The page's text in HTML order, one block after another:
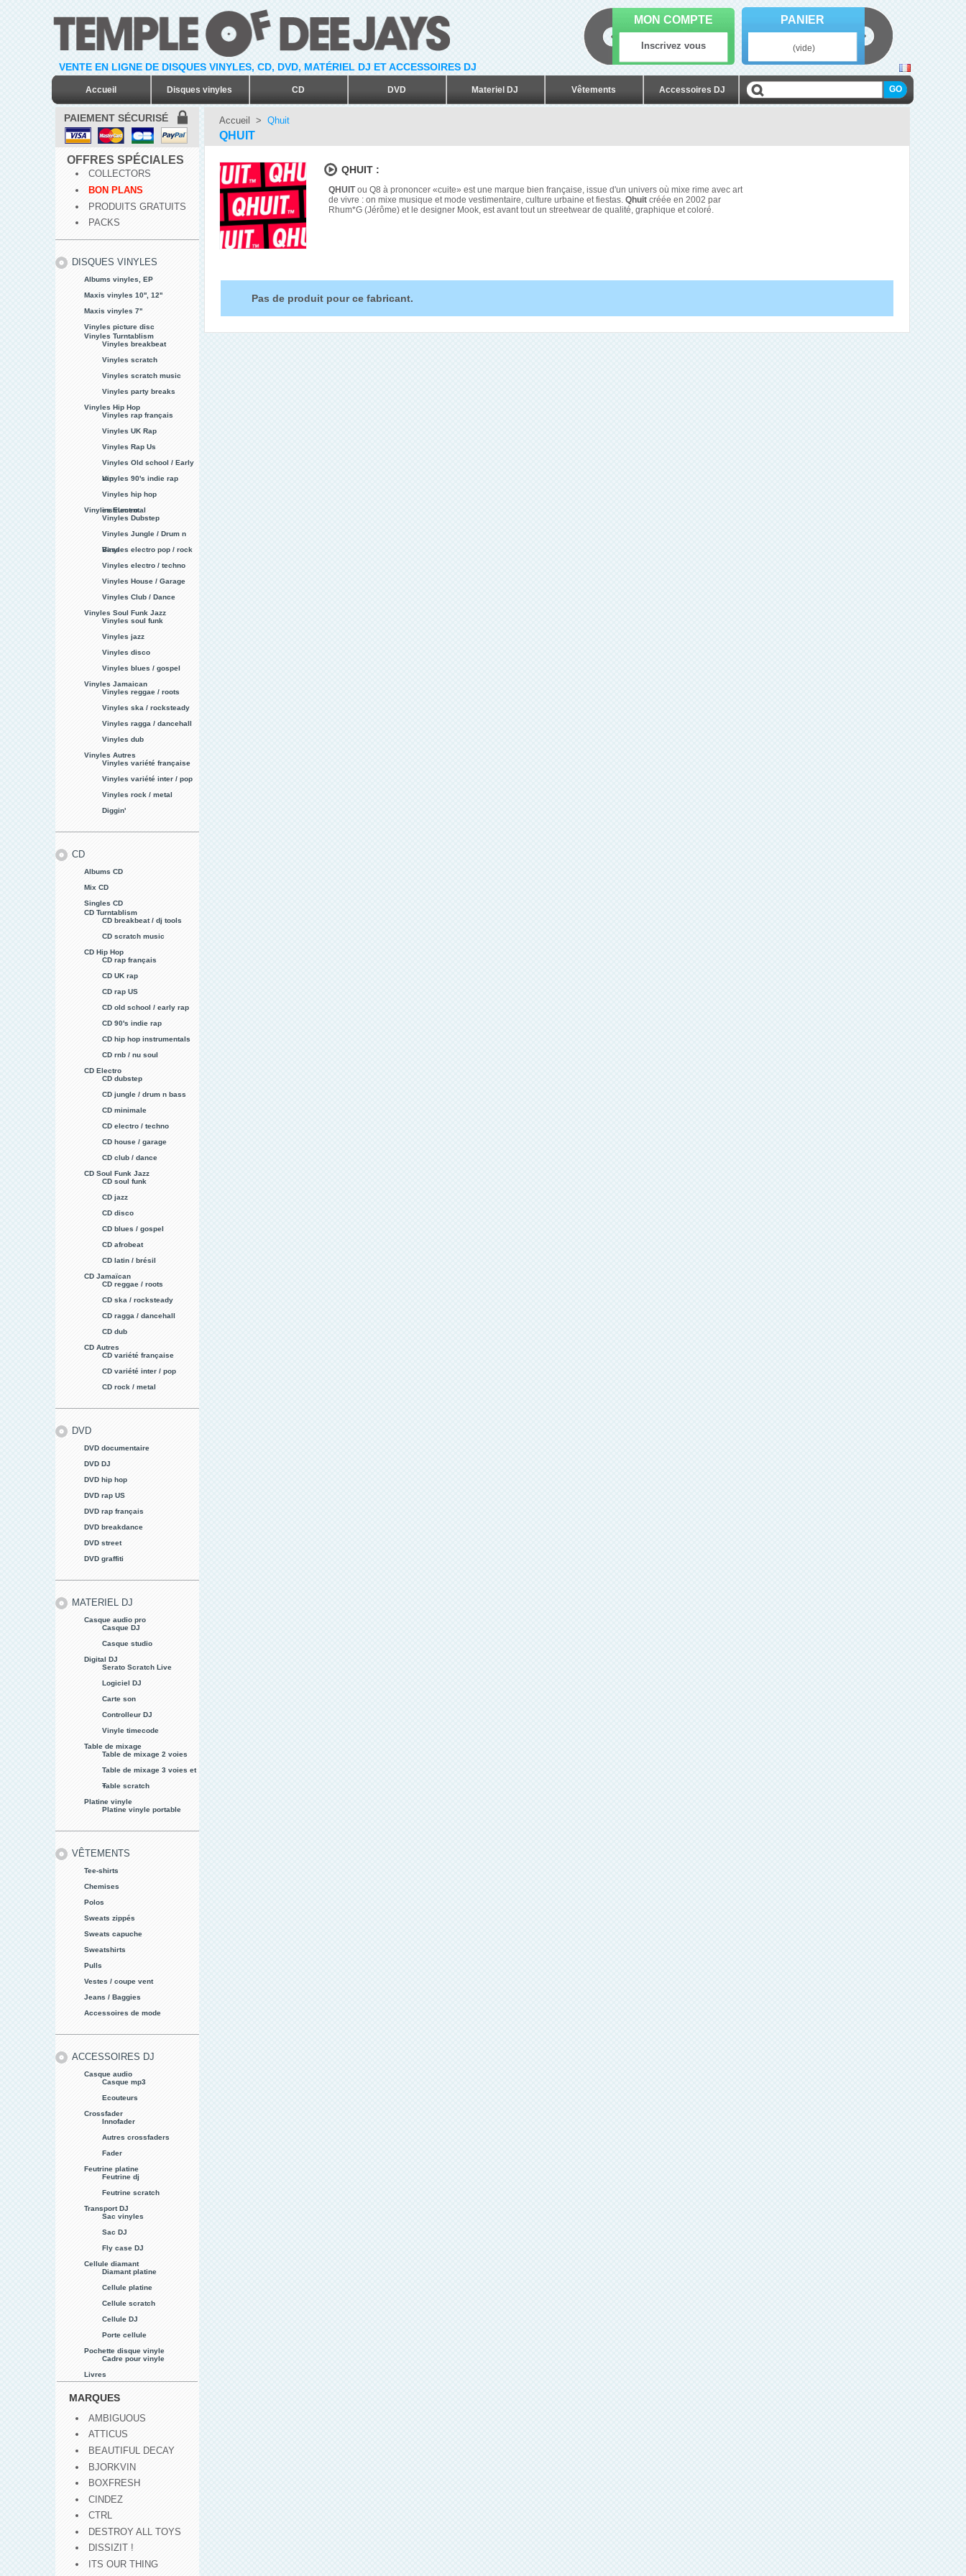
VENTE EN LIGNE DE DISQUES VINYLES, CD, DVD, MATÉRIEL DJ ET ACCESSOIRES DJ
Accueil Disques vinyles CD DVD Materiel DJ Vêtements Accessoires DJ
MON COMPTE
Inscrivez vous
PANIER
(vide)
PAIEMENT SÉCURISÉ
OFFRES SPÉCIALES
COLLECTORS
BON PLANS
PRODUITS GRATUITS
PACKS
DISQUES VINYLES
Albums vinyles, EP
Maxis vinyles 10'', 12''
Maxis vinyles 7''
Vinyles picture disc
Vinyles Turntablism
Vinyles breakbeat
Vinyles scratch
Vinyles scratch music
Vinyles party breaks
Vinyles Hip Hop
Vinyles rap français
Vinyles UK Rap
Vinyles Rap Us
Vinyles Old school / Early
rap
Vinyles 90's indie rap
Vinyles hip hop
instrumental
Vinyles Electro
Vinyles Dubstep
Vinyles Jungle / Drum n
Bass
Vinyles electro pop / rock
Vinyles electro / techno
Vinyles House / Garage
Vinyles Club / Dance
Vinyles Soul Funk Jazz
Vinyles soul funk
Vinyles jazz
Vinyles disco
Vinyles blues / gospel
Vinyles Jamaican
Vinyles reggae / roots
Vinyles ska / rocksteady
Vinyles ragga / dancehall
Vinyles dub
Vinyles Autres
Vinyles variété française
Vinyles variété inter / pop
Vinyles rock / metal
Diggin'
CD
Albums CD
Mix CD
Singles CD
CD Turntablism
CD breakbeat / dj tools
CD scratch music
CD Hip Hop
CD rap français
CD UK rap
CD rap US
CD old school / early rap
CD 90's indie rap
CD hip hop instrumentals
CD rnb / nu soul
CD Electro
CD dubstep
CD jungle / drum n bass
CD minimale
CD electro / techno
CD house / garage
CD club / dance
CD Soul Funk Jazz
CD soul funk
CD jazz
CD disco
CD blues / gospel
CD afrobeat
CD latin / brésil
CD Jamaïcan
CD reggae / roots
CD ska / rocksteady
CD ragga / dancehall
CD dub
CD Autres
CD variété française
CD variété inter / pop
CD rock / metal
DVD
DVD documentaire
DVD DJ
DVD hip hop
DVD rap US
DVD rap français
DVD breakdance
DVD street
DVD graffiti
MATERIEL DJ
Casque audio pro
Casque DJ
Casque studio
Digital DJ
Serato Scratch Live
Logiciel DJ
Carte son
Controlleur DJ
Vinyle timecode
Table de mixage
Table de mixage 2 voies
Table de mixage 3 voies et
+
Table scratch
Platine vinyle
Platine vinyle portable
VÊTEMENTS
Tee-shirts
Chemises
Polos
Sweats zippés
Sweats capuche
Sweatshirts
Pulls
Vestes / coupe vent
Jeans / Baggies
Accessoires de mode
ACCESSOIRES DJ
Casque audio
Casque mp3
Ecouteurs
Crossfader
Innofader
Autres crossfaders
Fader
Feutrine platine
Feutrine dj
Feutrine scratch
Transport DJ
Sac vinyles
Sac DJ
Fly case DJ
Cellule diamant
Diamant platine
Cellule platine
Cellule scratch
Cellule DJ
Porte cellule
Pochette disque vinyle
Cadre pour vinyle
Livres
MARQUES
AMBIGUOUS
ATTICUS
BEAUTIFUL DECAY
BJORKVIN
BOXFRESH
CINDEZ
CTRL
DESTROY ALL TOYS
DISSIZIT !
ITS OUR THING
Accueil > Qhuit
QHUIT
QHUIT :
QHUITou Q8 à prononcer «cuite» est une marque bien française, issue d'un univers où mixe rime avec art
de vivre : on mixe musique et mode vestimentaire, culture urbaine et fiestas. Qhuit créée en 2002 par
Rhum*G (Jérôme) et le designer Mook, est avant tout un streetwear de qualité, graphique et coloré.
Pas de produit pour ce fabricant.